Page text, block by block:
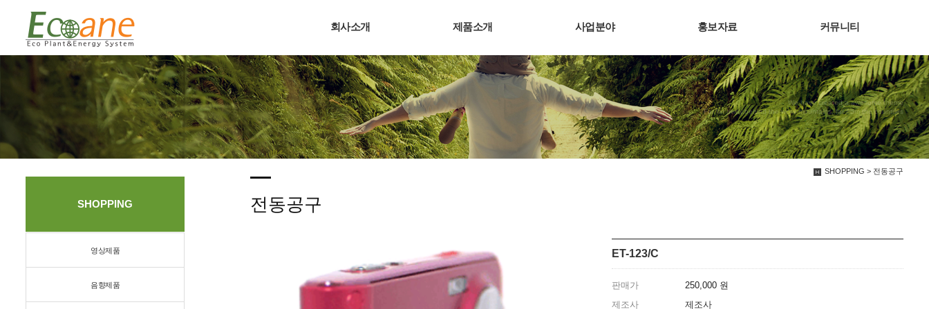
회사소개 제품소개 사업분야 홍보자료 커뮤니티
We have created a awesome theme
Far far away,behind the word mountains, far from the countries
SHOPPING > 전동공구
SHOPPING
영상제품
음향제품
전동공구
ET-123/C
판매가
250,000 원
제조사
제조사